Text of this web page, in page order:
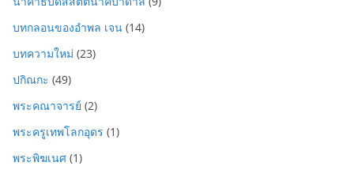
บทกลอนของอำพล เจน (14)
บทความใหม่ (23)
ปกิณกะ (49)
พระคณาจารย์ (2)
พระครูเทพโลกอุดร (1)
พระพิฆเนศ (1)